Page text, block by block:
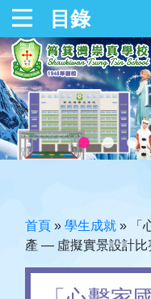
目錄
首頁 » 學生成就 »
產 — 虛擬實景設計比